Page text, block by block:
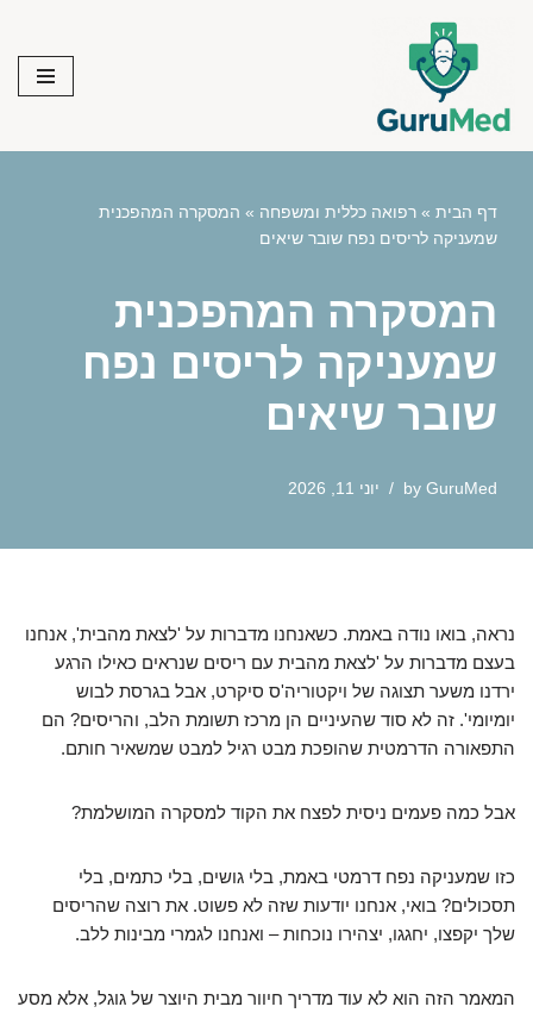
content
דף הבית » רפואה כללית ומשפחה » המסקרה המהפכנית
שמעניקה לריסים נפח שובר שיאים
המסקרה המהפכנית
שמעניקה לריסים נפח
שובר שיאים
by GuruMed יוני 11, 2026
נראה, בואו נודה באמת. כשאנחנו מדברות על 'לצאת מהבית', אנחנו
בעצם מדברות על 'לצאת מהבית עם ריסים שנראים כאילו הרגע
ירדנו משער תצוגה של ויקטוריה'ס סיקרט, אבל בגרסת לבוש
יומיומי'. זה לא סוד שהעיניים הן מרכז תשומת הלב, והריסים? הם
התפאורה הדרמטית שהופכת מבט רגיל למבט שמשאיר חותם.
אבל כמה פעמים ניסית לפצח את הקוד למסקרה המושלמת?
כזו שמעניקה נפח דרמטי באמת, בלי גושים, בלי כתמים, בלי
תסכולים? בואי, אנחנו יודעות שזה לא פשוט. את רוצה שהריסים
שלך יקפצו, יחגגו, יצהירו נוכחות – ואנחנו לגמרי מבינות ללב.
המאמר הזה הוא לא עוד מדריך חיוור מבית היוצר של גוגל, אלא מסע